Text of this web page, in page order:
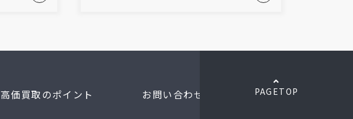
PAGETOP
高価買取のポイント お問い合わせ